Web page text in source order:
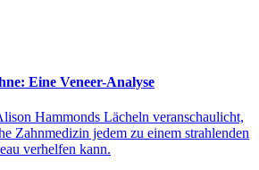
Eine Veneer-Analyse
Hammonds Lächeln veranschaulicht,
Zahnmedizin jedem zu einem strahlenden
verhelfen kann.